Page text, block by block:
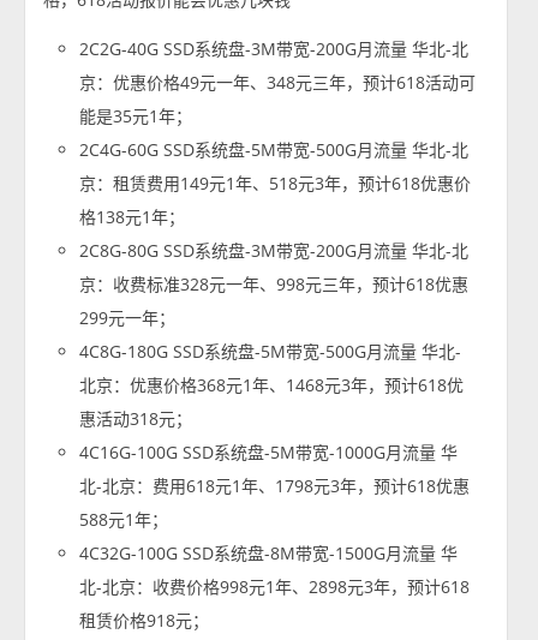
2C2G-40G SSD系统盘-3M带宽-200G月流量 华北-北
京：优惠价格49元一年、348元三年，预计618活动可
能是35元1年；
2C4G-60G SSD系统盘-5M带宽-500G月流量 华北-北
京：租赁费用149元1年、518元3年，预计618优惠价
格138元1年；
2C8G-80G SSD系统盘-3M带宽-200G月流量 华北-北
京：收费标准328元一年、998元三年，预计618优惠
299元一年；
4C8G-180G SSD系统盘-5M带宽-500G月流量 华北-
北京：优惠价格368元1年、1468元3年，预计618优
惠活动318元；
4C16G-100G SSD系统盘-5M带宽-1000G月流量 华
北-北京：费用618元1年、1798元3年，预计618优惠
588元1年；
4C32G-100G SSD系统盘-8M带宽-1500G月流量 华
北-北京：收费价格998元1年、2898元3年，预计618
租赁价格918元；